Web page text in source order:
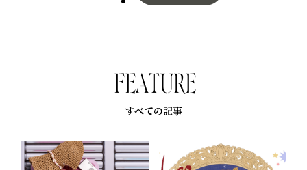
FEAT URE
すべての記事